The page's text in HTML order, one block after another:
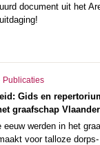
document uit het
Publicaties
Gids en
graafschap
werden in het
voor talloze